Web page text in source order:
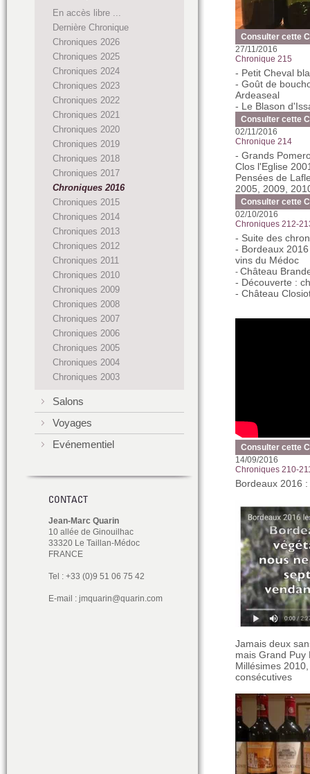
Consulter cette
27/11/2016
Chronique 215
- Petit Cheval
- Goût de
Ardeaseal
- Le Blason
Consulter cette
02/11/2016
Chronique 214
- Grands
Clos l'Eglise
Pensées de
2005, 2009,
Consulter cette
02/10/2016
Chroniques 212-
- Suite des
- Bordeaux
vins du Médoc
-Château
- Découverte :
- Château
Consulter cette
14/09/2016
Chroniques 210-
Bordeaux 2016
Jamais deux
mais Grand Puy
Millésimes
consécutives
En accès libre ...
Dernière Chronique
Chroniques 2026
Chroniques 2025
Chroniques 2024
Chroniques 2023
Chroniques 2022
Chroniques 2021
Chroniques 2020
Chroniques 2019
Chroniques 2018
Chroniques 2017
Chroniques 2016
Chroniques 2015
Chroniques 2014
Chroniques 2013
Chroniques 2012
Chroniques 2011
Chroniques 2010
Chroniques 2009
Chroniques 2008
Chroniques 2007
Chroniques 2006
Chroniques 2005
Chroniques 2004
Chroniques 2003
Salons
Voyages
Evénementiel
CONTACT
Jean-Marc Quarin
10 allée de Ginouilhac
33320 Le Taillan-Médoc
FRANCE
Tel : +33 (0)9 51 06 75 42
E-mail : jmquarin@quarin.com